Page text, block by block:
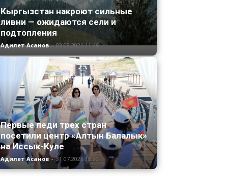
Кыргызстан накроют сильные
ливни — ожидаются сели и
подтопления
Адилет Асанов - 03.08.2026 11:46
Первые леди трех стран
посетили центр «Алтын Балалык»
на Иссык-Куле
Адилет Асанов - 31.07.2026 16:20